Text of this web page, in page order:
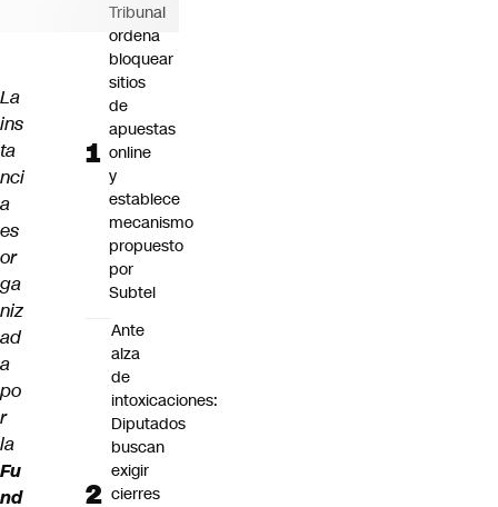
La
ins
ta
nci
a
es
or
ga
niz
ad
a
po
r
la
Fu
nd
Tribunal
ordena
bloquear
sitios
de
apuestas
online
y
establece
mecanismo
propuesto
por
Subtel
Ante
alza
de
intoxicaciones:
Diputados
buscan
exigir
cierres